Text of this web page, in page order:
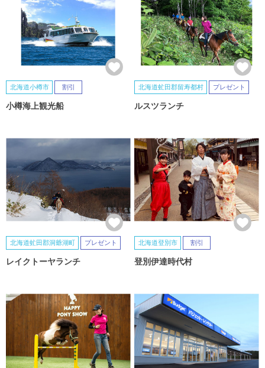
北海道小樽市 割引
小樽海上観光船
北海道虻田郡留寿都村 プレゼント
ルスツランチ
北海道虻田郡洞爺湖町 プレゼント
レイクトーヤランチ
北海道登別市 割引
登別伊達時代村